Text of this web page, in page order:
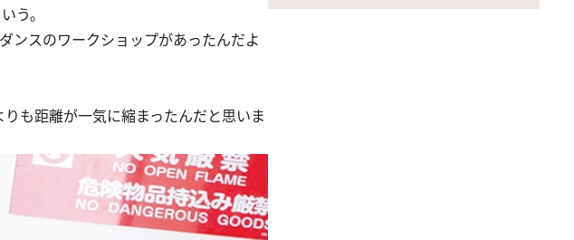
う。
スのワークショップがあったんだよ
も距離が一気に縮まったんだと思いま